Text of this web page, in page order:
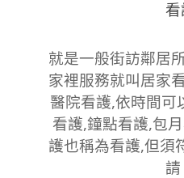
看
就是一般街訪鄰居
家裡服務就叫居家
醫院看護,依時間
看護,鐘點看護,包
護也稱為看護,但須
請